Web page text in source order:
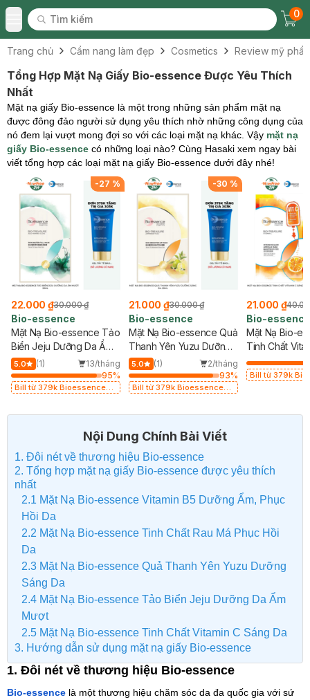
Toggle Menu
Tìm kiếm
Tìm kiếm
0
Trang chủ Cẩm nang làm đẹp Cosmetics Review mỹ
Tổng Hợp Mặt Nạ Giấy Bio-essence Được Yêu Thích
Nhất
Mặt nạ giấy Bio-essence là một trong những sản phẩm mặt nạ
được đông đảo người sử dụng yêu thích nhờ những công dụng của
nó đem lại vượt mong đợi so với các loại mặt nạ khác. Vậy mặt nạ
giấy Bio-essence có những loại nào? Cùng Hasaki xem ngay bài
viết tổng hợp các loại mặt nạ giấy Bio-essence dưới đây nhé!
-27 %
22.000 ₫30.000 ₫
Bio-essence
Mặt Nạ Bio-essence Tảo
Biển Jeju Dưỡng Da Ẩm
Mượt 25ml
5.0 (1)
13/tháng
95%
Bill từ 379k Bioessence
-30 %
21.000 ₫30.000 ₫
Bio-essence
Mặt Nạ Bio-essence Quả
Thanh Yên Yuzu Dưỡng
Sáng Da 25ml
5.0 (1)
2/tháng
93%
Bill từ 379k Bioessence
21.000 ₫
Bio-
Mặt Nạ Bio-
Tinh Chất
Da 20ml
Bill từ 379k
Nội Dung Chính Bài Viết
1. Đôi nét về thương hiệu Bio-essence
2. Tổng hợp mặt nạ giấy Bio-essence được yêu thích
nhất
2.1 Mặt Nạ Bio-essence Vitamin B5 Dưỡng Ẩm, Phục
Hồi Da
2.2 Mặt Nạ Bio-essence Tinh Chất Rau Má Phục Hồi
Da
2.3 Mặt Nạ Bio-essence Quả Thanh Yên Yuzu Dưỡng
Sáng Da
2.4 Mặt Nạ Bio-essence Tảo Biển Jeju Dưỡng Da Ẩm
Mượt
2.5 Mặt Nạ Bio-essence Tinh Chất Vitamin C Sáng Da
3. Hướng dẫn sử dụng mặt nạ giấy Bio-essence
1. Đôi nét về thương hiệu Bio-essence
Bio-essence là một thương hiệu chăm sóc da đa quốc gia với sứ